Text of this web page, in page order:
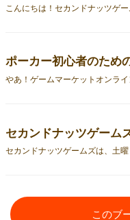
ポーカー初心者のため
セカンドナッツゲーム
このブ